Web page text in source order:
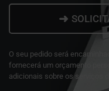
➜
O seu pedido será
fornecerá um orçamento
adicionais sobre os serviços